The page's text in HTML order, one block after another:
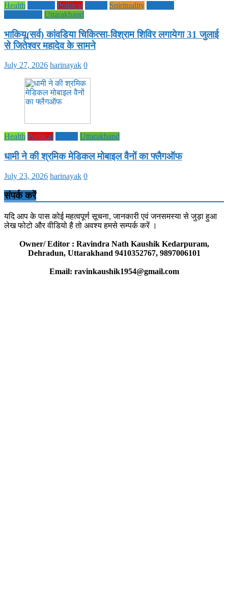
Health Political Spirituality
Uttarakhand
भाकियू(सर्व) कांवडिया चिकित्सा-विश्राम शिविर लगायेगा 31 जुलाई
से जितेश्वर महादेव के सामने
July 27, 2026 harinayak 0
Health Political Uttarakhand
धामी ने की श्रमिक मेडिकल मोबाइल वैनों का फ्लैगऑफ
July 23, 2026 harinayak 0
संपर्क करें
यदि आप के पास कोई महत्वपूर्ण सूचना, जानकारी एवं जनसमस्या से जुड़ा हुआ
लेख फोटो और वीडियो है तो अवश्य हमसे सम्पर्क करें ।
Owner/ Editor : Ravindra Nath Kaushik Kedarpuram,
Dehradun, Uttarakhand 9410352767, 9897006101
Email: ravinkaushik1954@gmail.com